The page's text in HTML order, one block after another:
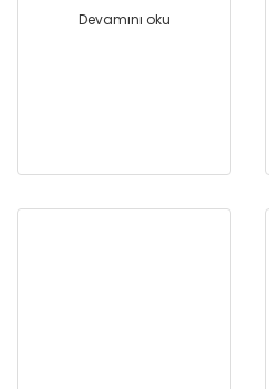
Devamını oku